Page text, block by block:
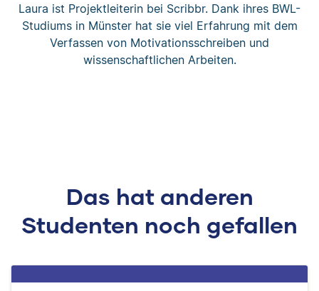
Laura ist Projektleiterin bei Scribbr. Dank ihres BWL-
Studiums in Münster hat sie viel Erfahrung mit dem
Verfassen von Motivationsschreiben und
wissenschaftlichen Arbeiten.
Das hat anderen
Studenten noch gefallen